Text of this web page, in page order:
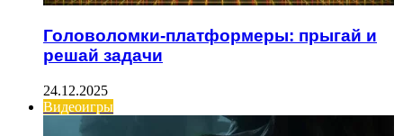
Головоломки-платформеры: прыгай и
решай задачи
24.12.2025
Видеоигры